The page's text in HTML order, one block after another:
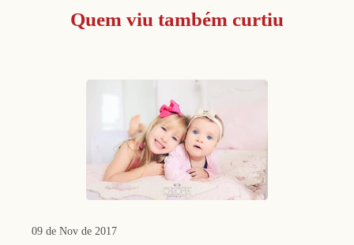
Quem viu também curtiu
09 de Nov de 2017